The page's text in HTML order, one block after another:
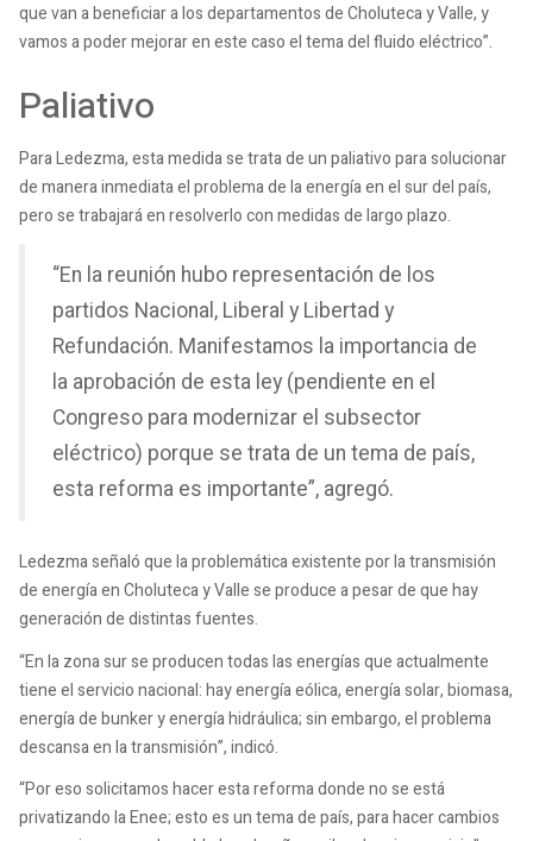
que van a beneficiar a los departamentos de Choluteca y Valle, y
vamos a poder mejorar en este caso el tema del fluido eléctrico”.
Paliativo
Para Ledezma, esta medida se trata de un paliativo para solucionar
de manera inmediata el problema de la energía en el sur del país,
pero se trabajará en resolverlo con medidas de largo plazo.
“En la reunión hubo representación de los
partidos Nacional, Liberal y Libertad y
Refundación. Manifestamos la importancia de
la aprobación de esta ley (pendiente en el
Congreso para modernizar el subsector
eléctrico) porque se trata de un tema de país,
esta reforma es importante”, agregó.
Ledezma señaló que la problemática existente por la transmisión
de energía en Choluteca y Valle se produce a pesar de que hay
generación de distintas fuentes.
“En la zona sur se producen todas las energías que actualmente
tiene el servicio nacional: hay energía eólica, energía solar, biomasa,
energía de bunker y energía hidráulica; sin embargo, el problema
descansa en la transmisión”, indicó.
“Por eso solicitamos hacer esta reforma donde no se está
privatizando la Enee; esto es un tema de país, para hacer cambios